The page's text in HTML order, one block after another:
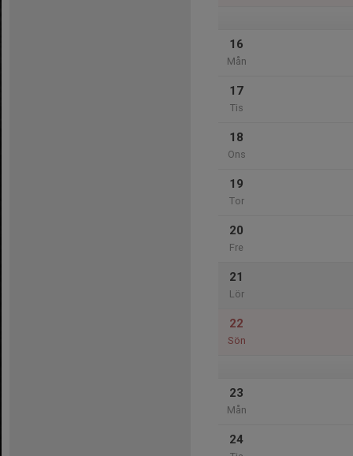
16
Mån
17
Tis
18
Ons
19
Tor
20
Fre
21
Lör
22
Sön
23
Mån
24